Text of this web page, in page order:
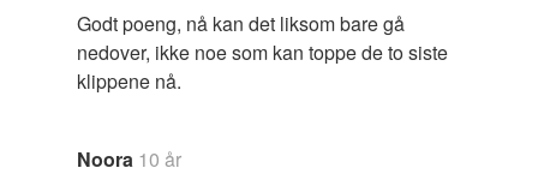
Godt poeng, nå kan det liksom bare gå
nedover, ikke noe som kan toppe de to siste
klippene nå.
Noora 10 år